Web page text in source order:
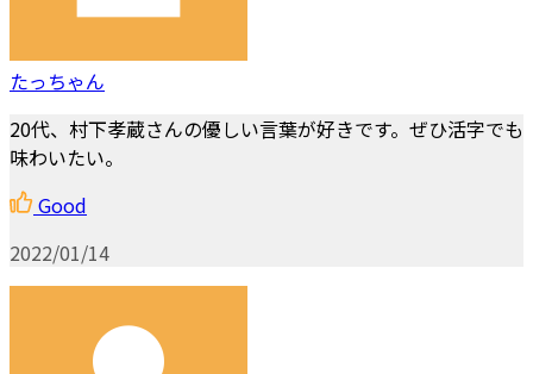
たっちゃん
20代、村下孝蔵さんの優しい言葉が好きです。ぜひ活字でも
味わいたい。
Good
2022/01/14